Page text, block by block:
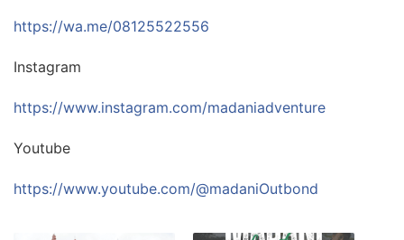
https://wa.me/08125522556
Instagram
https://www.instagram.com/madaniadventure
Youtube
https://www.youtube.com/@madaniOutbond